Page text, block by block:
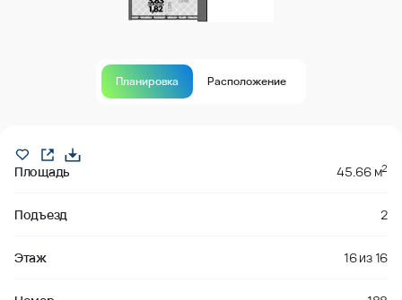
Планировка Расположение
Площадь 45.66 м2
Подъезд 2
Этаж 16из16